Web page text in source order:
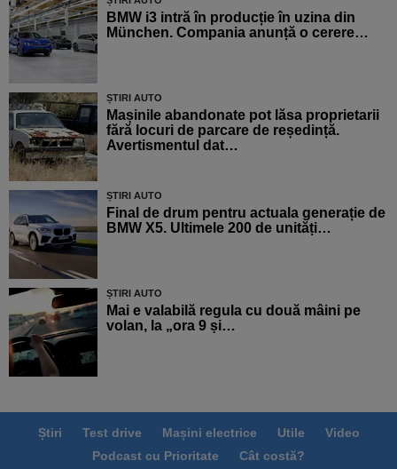
BMW i3 intră în producție în uzina din
München. Compania anunță o cerere…
ȘTIRI AUTO
Mașinile abandonate pot lăsa proprietarii
fără locuri de parcare de reședință.
Avertismentul dat…
ȘTIRI AUTO
Final de drum pentru actuala generație de
BMW X5. Ultimele 200 de unități…
ȘTIRI AUTO
Mai e valabilă regula cu două mâini pe
volan, la „ora 9 și…
Știri Test drive Mașini electrice Utile
Video
Podcast cu Prioritate
Cât costă?